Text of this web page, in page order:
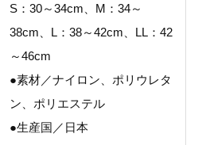
S：30～34cm、M：34～
38cm、L：38～42cm、LL：42
～46cm
●素材／ナイロン、ポリウレタ
ン、ポリエステル
●生産国／日本